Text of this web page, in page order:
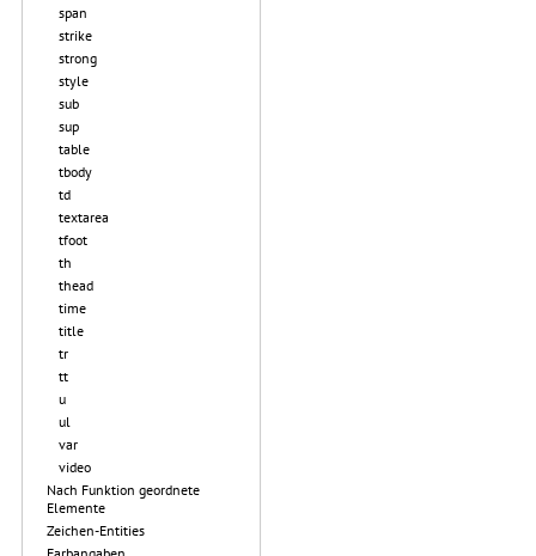
span
strike
strong
style
sub
sup
table
tbody
td
textarea
tfoot
th
thead
time
title
tr
tt
u
ul
var
video
Nach Funktion geordnete
Elemente
Zeichen-Entities